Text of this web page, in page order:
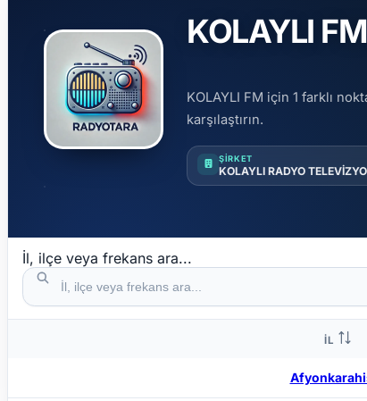
KOLAYLI
KOLAYLI FM için 1 farklı
karşılaştırın.
ŞIRKET
KOLAYLI RADYO
İl, ilçe veya frekans ara...
İL